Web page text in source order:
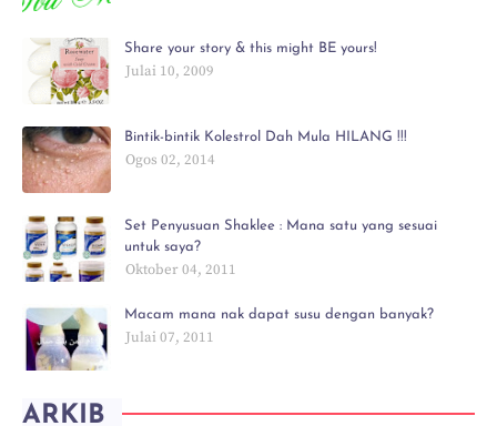
Share your story & this might BE yours!
Julai 10, 2009
Bintik-bintik Kolestrol Dah Mula HILANG !!!
Ogos 02, 2014
Set Penyusuan Shaklee : Mana satu yang sesuai
untuk saya?
Oktober 04, 2011
Macam mana nak dapat susu dengan banyak?
Julai 07, 2011
ARKIB